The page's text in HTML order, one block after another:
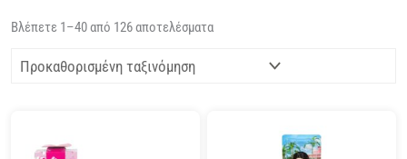
Βλέπετε 1–40 από 126 αποτελέσματα